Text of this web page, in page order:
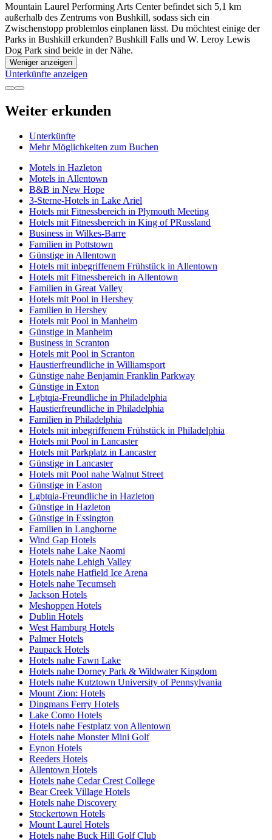
Mountain Laurel Performing Arts Center befindet sich 5,1 km
außerhalb des Zentrums von Bushkill, sodass sich ein
Zwischenstopp problemlos einplanen lässt. Du möchtest einige der
Parks in Bushkill erkunden? Bushkill Falls und W. Leroy Lewis
Dog Park sind beide in der Nähe.
Weniger anzeigen
Unterkünfte anzeigen
Weiter erkunden
Unterkünfte
Mehr Möglichkeiten zum Buchen
Motels in Hazleton
Motels in Allentown
B&B in New Hope
3-Sterne-Hotels in Lake Ariel
Hotels mit Fitnessbereich in Plymouth Meeting
Hotels mit Fitnessbereich in King of PRussland
Business in Wilkes-Barre
Familien in Pottstown
Günstige in Allentown
Hotels mit inbegriffenem Frühstück in Allentown
Hotels mit Fitnessbereich in Allentown
Familien in Great Valley
Hotels mit Pool in Hershey
Familien in Hershey
Hotels mit Pool in Manheim
Günstige in Manheim
Business in Scranton
Hotels mit Pool in Scranton
Haustierfreundliche in Williamsport
Günstige nahe Benjamin Franklin Parkway
Günstige in Exton
Lgbtqia-Freundliche in Philadelphia
Haustierfreundliche in Philadelphia
Familien in Philadelphia
Hotels mit inbegriffenem Frühstück in Philadelphia
Hotels mit Pool in Lancaster
Hotels mit Parkplatz in Lancaster
Günstige in Lancaster
Hotels mit Pool nahe Walnut Street
Günstige in Easton
Lgbtqia-Freundliche in Hazleton
Günstige in Hazleton
Günstige in Essington
Familien in Langhorne
Wind Gap Hotels
Hotels nahe Lake Naomi
Hotels nahe Lehigh Valley
Hotels nahe Hatfield Ice Arena
Hotels nahe Tecumseh
Jackson Hotels
Meshoppen Hotels
Dublin Hotels
West Hamburg Hotels
Palmer Hotels
Paupack Hotels
Hotels nahe Fawn Lake
Hotels nahe Dorney Park & Wildwater Kingdom
Hotels nahe Kutztown University of Pennsylvania
Mount Zion: Hotels
Dingmans Ferry Hotels
Lake Como Hotels
Hotels nahe Festplatz von Allentown
Hotels nahe Monster Mini Golf
Eynon Hotels
Reeders Hotels
Allentown Hotels
Hotels nahe Cedar Crest College
Bear Creek Village Hotels
Hotels nahe Discovery
Stockertown Hotels
Mount Laurel Hotels
Hotels nahe Buck Hill Golf Club